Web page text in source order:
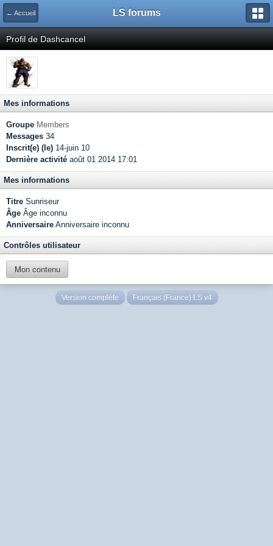
← Accueil LS forums
Profil de Dashcancel
Mes informations
Groupe Members
Messages 34
Inscrit(e) (le) 14-juin 10
Dernière activité août 01 2014 17:01
Mes informations
Titre Sunriseur
Âge Âge inconnu
Anniversaire Anniversaire inconnu
Contrôles utilisateur
Mon contenu
Version complète Français (France) LS v4